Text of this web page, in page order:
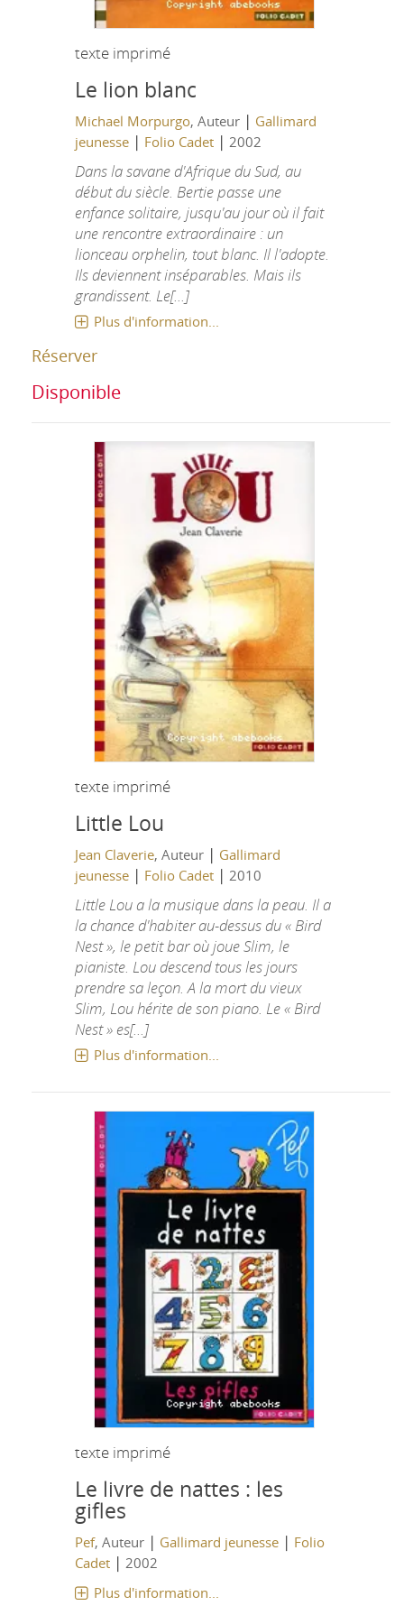
texte imprimé
Le lion blanc
Michael Morpurgo, Auteur | Gallimard
jeunesse| Folio Cadet| 2002
Dans la savane d'Afrique du Sud, au
début du siècle. Bertie passe une
enfance solitaire, jusqu'au jour où il fait
une rencontre extraordinaire : un
lionceau orphelin, tout blanc. Il l'adopte.
Ils deviennent inséparables. Mais ils
grandissent. Le[...]
Plus d'information...
Réserver
Disponible
texte imprimé
Little Lou
Jean Claverie, Auteur | Gallimard
jeunesse| Folio Cadet| 2010
Little Lou a la musique dans la peau. Il a
la chance d'habiter au-dessus du « Bird
Nest », le petit bar où joue Slim, le
pianiste. Lou descend tous les jours
prendre sa leçon. A la mort du vieux
Slim, Lou hérite de son piano. Le « Bird
Nest » es[...]
Plus d'information...
texte imprimé
Le livre de nattes : les
gifles
Pef, Auteur | Gallimard jeunesse| Folio
Cadet| 2002
Plus d'information...